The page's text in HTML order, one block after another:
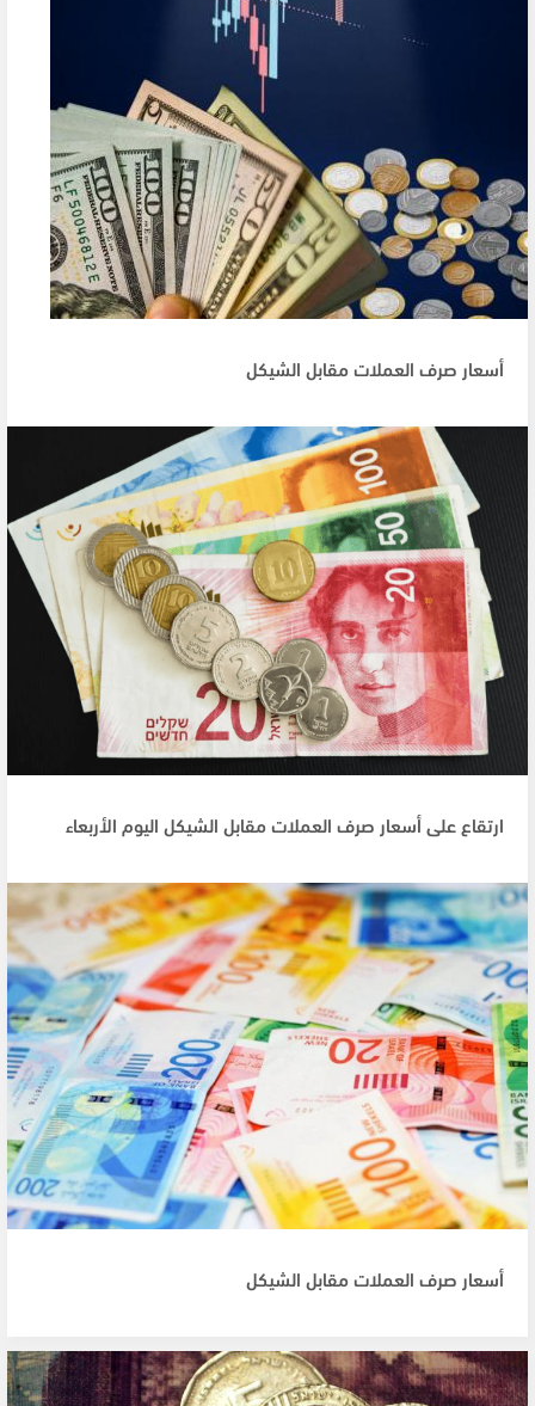
أسعار صرف العملات مقابل الشيكل
ارتقاع على أسعار صرف العملات مقابل الشيكل اليوم الأربعاء
أسعار صرف العملات مقابل الشيكل